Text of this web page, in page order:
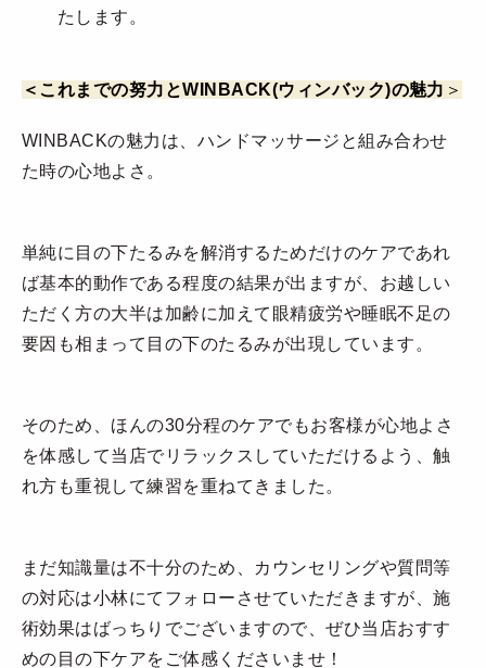
たします。
＜これまでの努力とWINBACK(ウィンバック)の魅力 ＞
WINBACKの魅力は、ハンドマッサージと組み合わせ
た時の心地よさ。
単純に目の下たるみを解消するためだけのケアであれ
ば基本的動作である程度の結果が出ますが、お越しい
ただく方の大半は加齢に加えて眼精疲労や睡眠不足の
要因も相まって目の下のたるみが出現しています。
そのため、ほんの30分程のケアでもお客様が心地よさ
を体感して当店でリラックスしていただけるよう、触
れ方も重視して練習を重ねてきました。
まだ知識量は不十分のため、カウンセリングや質問等
の対応は小林にてフォローさせていただきますが、施
術効果はばっちりでございますので、ぜひ当店おすす
めの目の下ケアをご体感くださいませ！